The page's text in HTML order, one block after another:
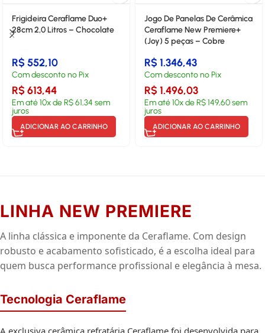
Frigideira Ceraflame Duo+
28cm 2,0 Litros – Chocolate
R$552,10
Com desconto no Pix
R$613,44
Em até10x deR$61,34 sem
juros
ADICIONAR AO CARRINHO
Jogo De Panelas De Cerâmica
Ceraflame New Premiere+
(Joy) 5 peças – Cobre
R$1.346,43
Com desconto no Pix
R$1.496,03
Em até10x deR$149,60sem
juros
ADICIONAR AO CARRINHO
LINHA NEW PREMIERE
A linha clássica e imponente da Ceraflame. Com design
robusto e acabamento sofisticado, é a escolha ideal para
quem busca performance profissional e elegância à mesa.
Tecnologia Ceraflame